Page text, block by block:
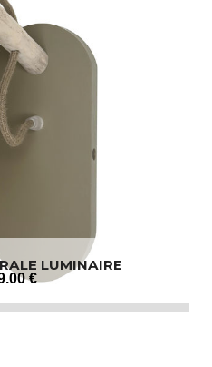
LUMINAIRE
.00 €